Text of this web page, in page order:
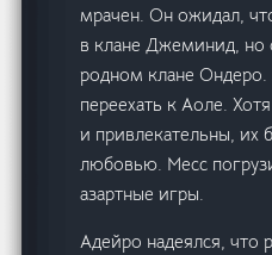
мрачен. Он ожидал,
в клане Джеминид, но
родном клане Ондеро.
переехать к Аоле.
и привлекательны, их
любовью. Месс
азартные игры.
Адейро надеялся, что